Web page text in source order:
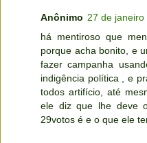
Anônimo 27 de
há mentiroso que
porque acha bonito, e
fazer campanha
indigência política , e
todos artifício, até
ele diz que lhe deve
29votos é e o que ele